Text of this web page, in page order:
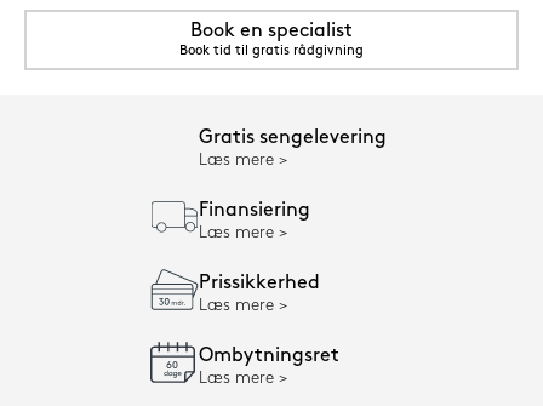
Book en specialist
Book tid til gratis rådgivning
Gratis sengelevering
Læs mere
Finansiering
Læs mere
Prissikkerhed
Læs mere
Ombytningsret
Læs mere